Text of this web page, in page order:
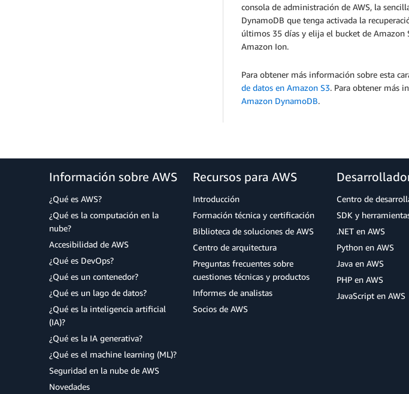
consola de administración de AWS, la
DynamoDB que tenga activada la
últimos 35 días y elija el bucket de Amazon
Amazon Ion.
Para obtener más información sobre esta
de datos en Amazon S3. Para obtener más
Amazon DynamoDB.
Información sobre AWS
¿Qué es AWS?
¿Qué es la computación en la
nube?
Accesibilidad de AWS
¿Qué es DevOps?
¿Qué es un contenedor?
¿Qué es un lago de datos?
¿Qué es la inteligencia artificial
(IA)?
¿Qué es la IA generativa?
¿Qué es el machine learning (ML)?
Seguridad en la nube de AWS
Novedades
Recursos para AWS
Introducción
Formación técnica y certificación
Biblioteca de soluciones de AWS
Centro de arquitectura
Preguntas frecuentes sobre
cuestiones técnicas y productos
Informes de analistas
Socios de AWS
Centro de
SDK y
.NET en AWS
Python en AWS
Java en AWS
PHP en AWS
JavaScript en AWS